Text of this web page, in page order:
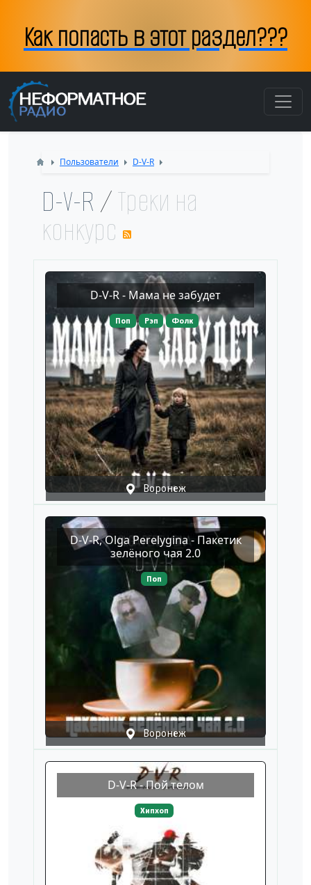
Как
Пользователи D-V-R
D-V-R /Треки на
конкурс
D-V-R - Мама не забудет
Поп Рэп Фолк
Воронеж
D-V-R, Olga Perelygina - Пакетик
зелёного чая 2.0
Поп
Воронеж
D-V-R - Пой телом
Хипхоп